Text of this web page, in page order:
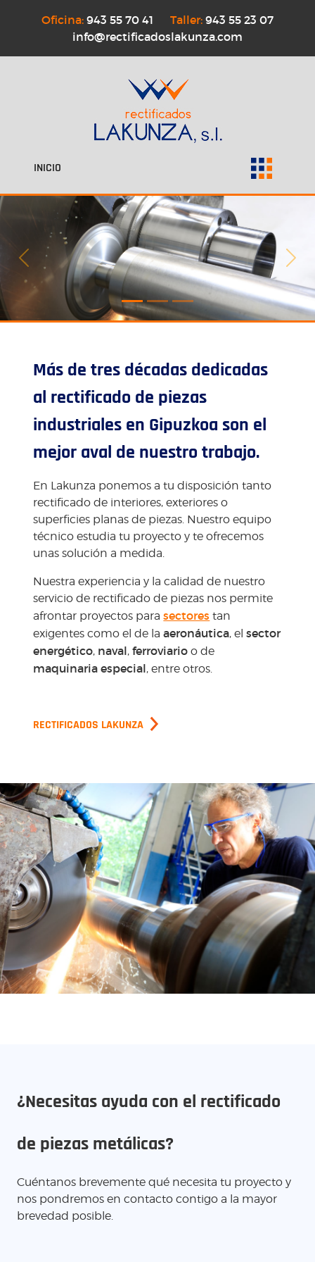
Oficina: 943 55 70 41 Taller: 943 55 23 07
info@rectificadoslakunza.com
INICIO
Previous Next
Más de tres décadas dedicadas
al rectificado de piezas
industriales en Gipuzkoa son el
mejor aval de nuestro trabajo.
En Lakunza ponemos a tu disposición tanto
rectificado de interiores, exteriores o
superficies planas de piezas. Nuestro equipo
técnico estudia tu proyecto y te ofrecemos
unas solución a medida.
Nuestra experiencia y la calidad de nuestro
servicio de rectificado de piezas nos permite
afrontar proyectos parasectores tan
exigentes como el de laaeronáutica, elsector
energético, naval,ferroviario o de
maquinaria especial, entre otros.
RECTIFICADOS LAKUNZA
¿Necesitas ayuda con el rectificado
de piezas metálicas?
Cuéntanos brevemente qué necesita tu proyecto y
nos pondremos en contacto contigo a la mayor
brevedad posible.